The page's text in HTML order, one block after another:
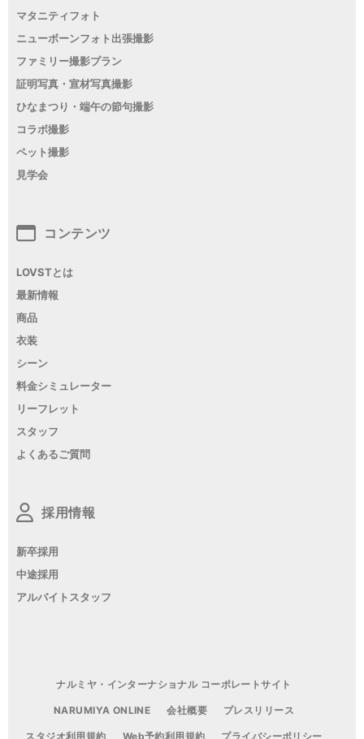
マタニティフォト
ニューボーンフォト出張撮影
ファミリー撮影プラン
証明写真・宣材写真撮影
ひなまつり・端午の節句撮影
コラボ撮影
ペット撮影
見学会
コンテンツ
LOVSTとは
最新情報
商品
衣装
シーン
料金シミュレーター
リーフレット
スタッフ
よくあるご質問
採用情報
新卒採用
中途採用
アルバイトスタッフ
ナルミヤ・インターナショナル コーポレートサイト
NARUMIYA ONLINE 会社概要 プレスリリース
スタジオ利用規約 Web予約利用規約 プライバシーポリシー